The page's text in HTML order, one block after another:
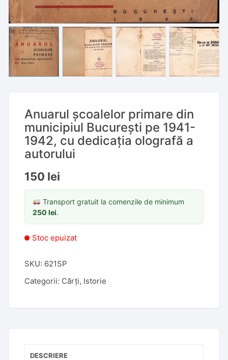
Anuarul școalelor primare din
municipiul București pe 1941-
1942, cu dedicația olografă a
autorului
150 lei
Transport gratuit la comenzile de minimum
250lei.
Stoc epuizat
SKU: 621SP
Categorii: Cărți, Istorie
DESCRIERE